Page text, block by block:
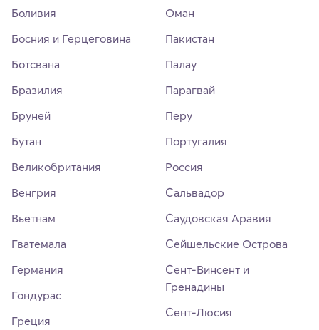
Боливия
Босния и Герцеговина
Ботсвана
Бразилия
Бруней
Бутан
Великобритания
Венгрия
Вьетнам
Гватемала
Германия
Гондурас
Греция
Оман
Пакистан
Палау
Парагвай
Перу
Португалия
Россия
Сальвадор
Саудовская Аравия
Сейшельские Острова
Сент-Винсент и
Гренадины
Сент-Люсия